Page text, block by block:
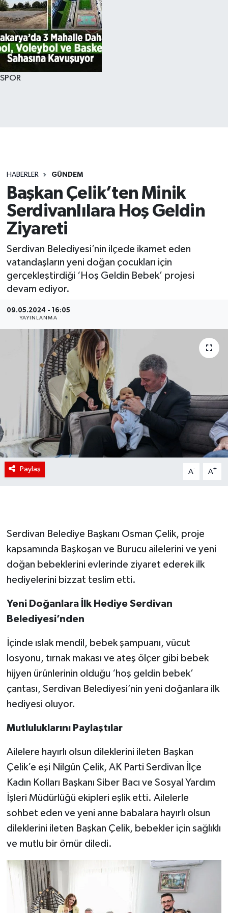
SPOR
HABERLER GÜNDEM
Başkan Çelik’ten Minik
Serdivanlılara Hoş Geldin
Ziyareti
Serdivan Belediyesi’nin ilçede ikamet eden
vatandaşların yeni doğan çocukları için
gerçekleştirdiği ‘Hoş Geldin Bebek’ projesi
devam ediyor.
09.05.2024 - 16:05
YAYINLANMA
Paylaş A- A+
Serdivan Belediye Başkanı Osman Çelik, proje
kapsamında Başkoşan ve Burucu ailelerini ve yeni
doğan bebeklerini evlerinde ziyaret ederek ilk
hediyelerini bizzat teslim etti.
Yeni Doğanlara İlk Hediye Serdivan
Belediyesi’nden
İçinde ıslak mendil, bebek şampuanı, vücut
losyonu, tırnak makası ve ateş ölçer gibi bebek
hijyen ürünlerinin olduğu ‘hoş geldin bebek’
çantası, Serdivan Belediyesi’nin yeni doğanlara ilk
hediyesi oluyor.
Mutluluklarını Paylaştılar
Ailelere hayırlı olsun dileklerini ileten Başkan
Çelik’e eşi Nilgün Çelik, AK Parti Serdivan İlçe
Kadın Kolları Başkanı Siber Bacı ve Sosyal Yardım
İşleri Müdürlüğü ekipleri eşlik etti. Ailelerle
sohbet eden ve yeni anne babalara hayırlı olsun
dileklerini ileten Başkan Çelik, bebekler için sağlıklı
ve mutlu bir ömür diledi.